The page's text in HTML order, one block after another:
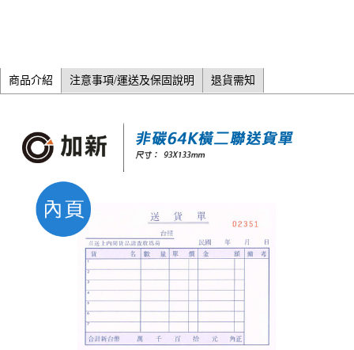
商品介紹 注意事項/運送及保固說明 退貨需知